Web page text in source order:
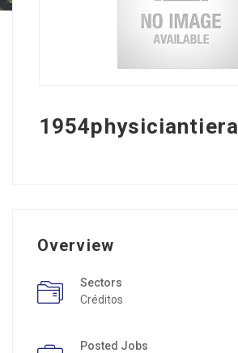
1954physiciantiera
Overview
Sectors
Créditos
Posted Jobs